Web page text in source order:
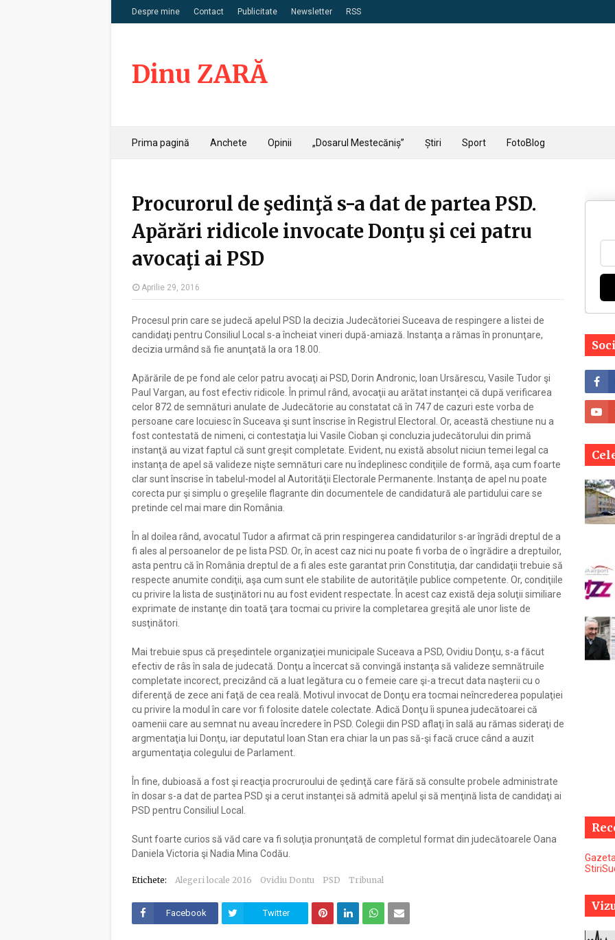
Despre mine Contact Publicitate Newsletter RSS
Dinu ZARĂ
Prima pagină Anchete Opinii „Dosarul Mestecăniș” Știri Sport FotoBlog
Procurorul de şedinţă s-a dat de partea PSD.
Apărări ridicole invocate Donţu şi cei patru
avocaţi ai PSD
Aprilie 29, 2016
Procesul prin care se judecă apelul PSD la decizia Judecătoriei Suceava de respingere a listei de
candidaţi pentru Consiliul Local s-a încheiat vineri după-amiază. Instanţa a rămas în pronunţare,
decizia urmând să fie anunţată la ora 18.00.
Apărările de pe fond ale celor patru avocaţi ai PSD, Dorin Andronic, Ioan Ursărescu, Vasile Tudor şi
Paul Vargan, au fost efectiv ridicole. În primul rând, avocaţii au arătat instanţei că după verificarea
celor 872 de semnături anulate de Judecătorie au constatat că în 747 de cazuri este vorba de
persoane care locuiesc în Suceava şi sunt înscrise în Registrul Electoral. Or, această chestiune nu a
fost contestată de nimeni, ci contestaţia lui Vasile Cioban şi concluzia judecătorului din primă
instanţă au vizat faptul că sunt greşit completate. Evident, nu există absolut niciun temei legal ca
instanţa de apel să valideze nişte semnături care nu îndeplinesc condiţiile de formă, aşa cum foarte
clar sunt înscrise în tabelul-model al Autorităţii Electorale Permanente. Instanţa de apel nu poate
corecta pur şi simplu o greşelile flagrante din documentele de candidatură ale partidului care se
pretinde cel mai mare din România.
În al doilea rând, avocatul Tudor a afirmat că prin respingerea candidaturilor s-ar îngrădi dreptul de a
fi ales al persoanelor de pe lista PSD. Or, în acest caz nici nu poate fi vorba de o îngrădire a dreptuilor,
asta pentru că în România dreptul de a fi ales este garantat prin Constituţia, dar candidaţii trebuie să
respecte anumite condiţii, aşa cum sunt ele stabilite de autorităţile publice competente. Or, condiţiile
cu privire la lista de susţinători nu au fost evident respectate. În acest caz există deja soluţii similiare
exprimate de instanţe din toată ţara tocmai cu privire la completarea greşită ale unor liste de
susţinători.
Mai trebuie spus că preşedintele organizaţiei municipale Suceava a PSD, Ovidiu Donţu, s-a făcut
efectiv de râs în sala de judecată. Donţu a încercat să convingă instanţa să valideze semnătruile
completate incorect, precizând că a luat legătura cu o femeie care şi-a trecut data naşterii cu o
diferenţă de zece ani faţă de cea reală. Motivul invocat de Donţu era tocmai neîncrederea populaţiei
cu privire la modul în care vor fi folosite datele colectate. Adică Donţu îi spunea judecătoarei că
oamenii care au semnat nu aveau încredere în PSD. Colegii din PSD aflaţi în sală au rămas sideraţi de
argmentaţia lui Donţu, iar deputatul Ioan Stan era chiar la un pas să-şi facă cruce când a auzit
argumentaţia colegului de Parlament.
În fine, dubioasă a fost şi reacţia procruroului de şedinţă care fără să consulte probele administrate
în dosar s-a dat de partea PSD şi a cerut instanţei să admită apelul şi să menţină lista de candidaţi ai
PSD pentru Consiliul Local.
Sunt foarte curios să văd care va fi soluţia pronunţată de completul format din judecătoarele Oana
Daniela Victoria şi Nadia Mina Codău.
Etichete: Alegeri locale 2016 Ovidiu Dontu PSD Tribunal
Facebook Twitter